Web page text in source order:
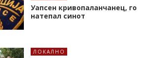
Уапсен кривопаланчанец, го
натепал синот
ЛОКАЛНО